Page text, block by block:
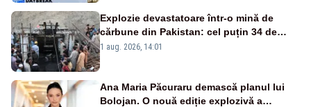
Explozie devastatoare într-o mină de
cărbune din Pakistan: cel puțin 34 de
morți - VIDEO
1 aug. 2026, 14:01
Ana Maria Păcuraru demască planul lui
Bolojan. O nouă ediție explozivă a